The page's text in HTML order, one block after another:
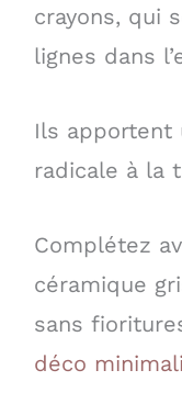
crayons, qui
lignes dans
Ils apportent
radicale à la
Complétez
céramique
sans
déco